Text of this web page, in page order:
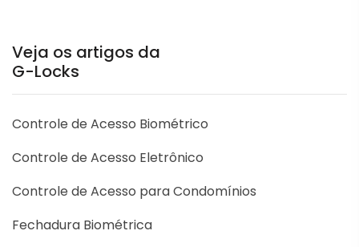
Veja os artigos da
G-Locks
Controle de Acesso Biométrico
Controle de Acesso Eletrônico
Controle de Acesso para Condomínios
Fechadura Biométrica